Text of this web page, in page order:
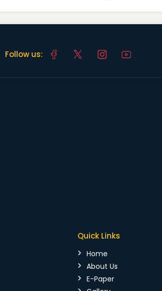
Follow us:
Quick Links
Home
About Us
E-Paper